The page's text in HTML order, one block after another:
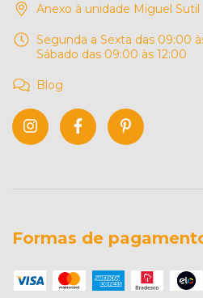
Anexo à unidade Miguel Sutil
Segunda a Sexta das 09:00
Sábado das 09:00 às 12:00
Blog
Formas de